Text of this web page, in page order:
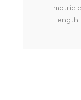
matric
Length